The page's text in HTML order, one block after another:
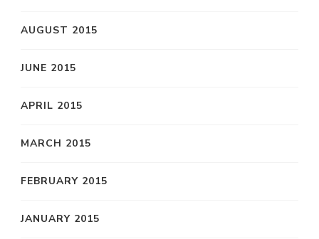
AUGUST 2015
JUNE 2015
APRIL 2015
MARCH 2015
FEBRUARY 2015
JANUARY 2015